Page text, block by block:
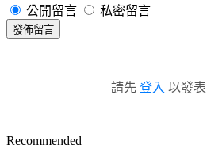
公開留言 私密留言
發佈留言
請先 登入 以發
Recommended